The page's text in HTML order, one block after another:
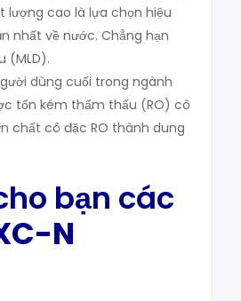
cao là lựa chọn hiệu
nhất về nước. Chẳng hạn
(MLD).
dùng cuối trong ngành
tốn kém thẩm thấu (RO) cô
chất cô đặc RO thành dung
bạn các
N